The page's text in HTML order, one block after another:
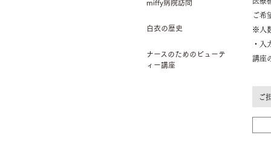
白衣の歴史
ナースのためのビューテ
ィー講座
ご希
※人
・入
講座
ご